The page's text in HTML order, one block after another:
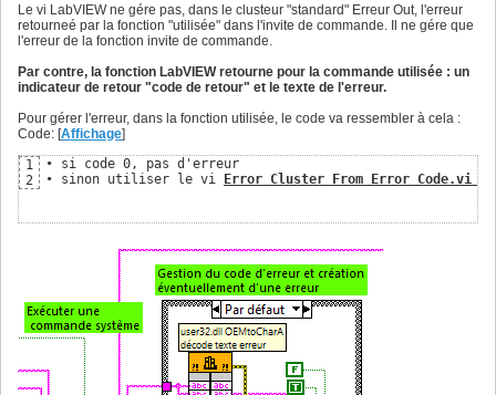
Le vi LabVIEW ne gére pas, dans le clusteur "standard" Erreur Out, l'erreur
retourneé par la fonction "utilisée" dans l'invite de commande. Il ne gére que
l'erreur de la fonction invite de commande.
Par contre, la fonction LabVIEW retourne pour la commande utilisée : un
indicateur de retour "code de retour" et le texte de l'erreur.
Pour gérer l'erreur, dans la fonction utilisée, le code va ressembler à cela :
Code: [Affichage]
1
2
• si code 0, pas d'erreur
• sinon utiliser le vi Error Cluster From Error Code.vi